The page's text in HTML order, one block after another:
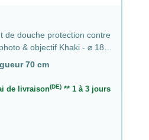
de douche protection contre
& objectif Khaki - ⌀ 18
70 cm
de livraison(DE)** 1 à 3 jours